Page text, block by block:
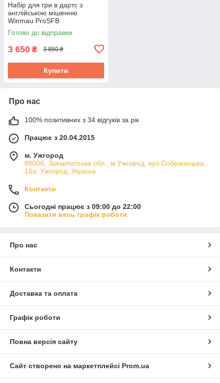
Набір для гри в дартс з
англійською мішенню
Winmau ProSFB
Готово до відправки
3 650 ₴ 3 850 ₴
Купити
Про нас
100% позитивних з 34 відгуків за рік
Працює з 20.04.2015
м. Ужгород
88000, Закарпатська обл., м.Ужгород, вул.Собранецька,
16а, Ужгород, Україна
Контакти
Сьогодні працює з 09:00 до 22:00
Показати весь графік роботи
Про нас
Контакти
Доставка та оплата
Графік роботи
Повна версія сайту
Сайт створено на маркетплейсі Prom.ua